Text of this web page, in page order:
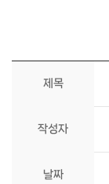
제목
작성자
날짜